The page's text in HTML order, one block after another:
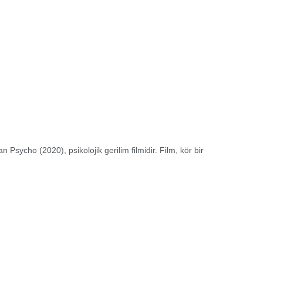
Psycho (2020), psikolojik gerilim filmidir. Film, kör bir